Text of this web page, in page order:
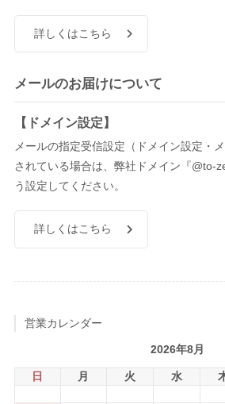
詳しくはこちら
メールのお届けについて
【ドメイン設定】
メールの指定受信設定（ドメイン設定・
されている場合は、弊社ドメイン『@to-
う設定してください。
詳しくはこちら
営業カレンダー
2026年8月
日 月 火 水